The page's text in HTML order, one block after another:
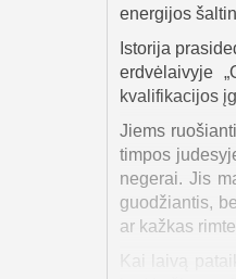
energijos
Istorija
erdvėlaivyje
kvalifikacijos
Jiems
timpos
negerai. Jis
guodžiantis,
ar kažkas
Kai laivą